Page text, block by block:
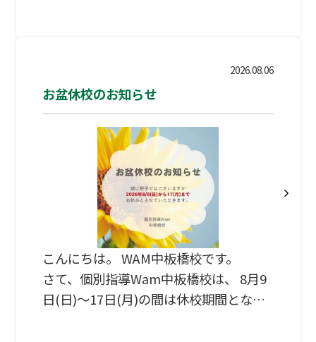
2026.08.06
お盆休校のお知らせ
こんにちは。 WAM中板橋校です。
さて、個別指導Wam中板橋校は、 8月9
日(日)～17日(月)の間は休校期間となり